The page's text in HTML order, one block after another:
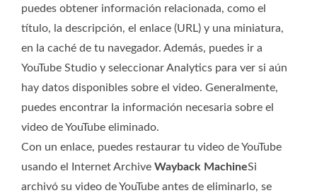
puedes obtener información relacionada, como el
título, la descripción, el enlace (URL) y una miniatura,
en la caché de tu navegador. Además, puedes ir a
YouTube Studio y seleccionar Analytics para ver si aún
hay datos disponibles sobre el video. Generalmente,
puedes encontrar la información necesaria sobre el
video de YouTube eliminado.
Con un enlace, puedes restaurar tu video de YouTube
usando el Internet Archive Wayback MachineSi
archivó su video de YouTube antes de eliminarlo, se